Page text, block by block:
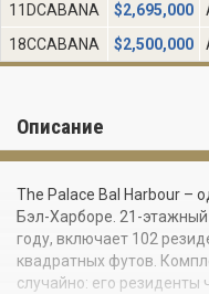
11DCABANA
$2,695,000
18CCABANA
$2,500,000
Описание
The Palace Bal Harbour –
Бэл-Харборе. 21-
году, включает 102
квадратных футов.
случайно: его резиденты